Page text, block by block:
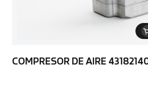
COMPRESOR DE AIRE